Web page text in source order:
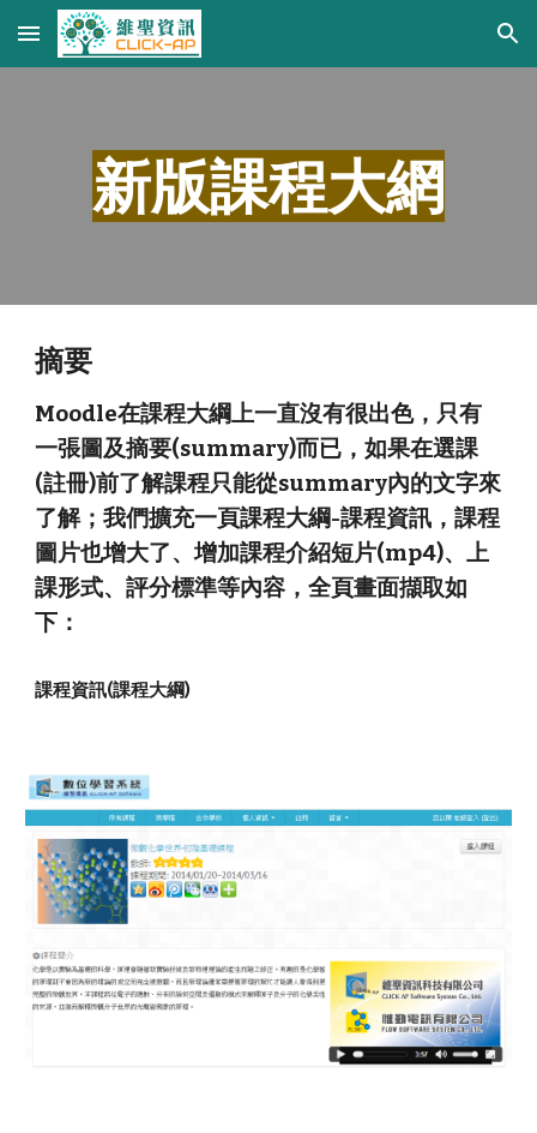
Skip to main content Skip to navigation
新版課程大網
摘要
Moodle在課程大綱上一直沒有很出色，只有
一張圖及摘要(summary)而已，如果在選課
(註冊)前了解課程只能從summary內的文字來
了解；我們擴充一頁課程大綱-課程資訊，課程
圖片也增大了、增加課程介紹短片(mp4)、上
課形式、評分標準等內容，全頁畫面擷取如
下：
課程資訊(課程大綱)